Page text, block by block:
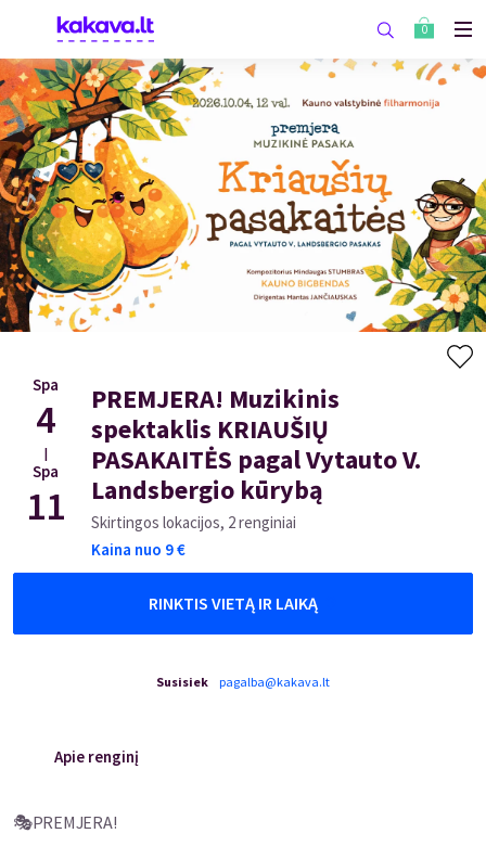
0
Spa
4
|
Spa
11
PREMJERA! Muzikinis
spektaklis KRIAUŠIŲ
PASAKAITĖS pagal Vytauto V.
Landsbergio kūrybą
Skirtingos lokacijos, 2 renginiai
Kaina nuo 9€
RINKTIS VIETĄ IR LAIKĄ
Susisiek pagalba@kakava.lt
Apie renginį
🎭PREMJERA!